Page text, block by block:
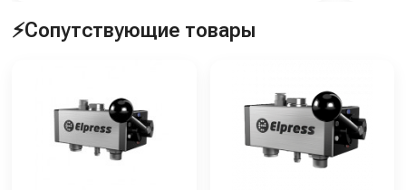
⚡Сопутствующие товары